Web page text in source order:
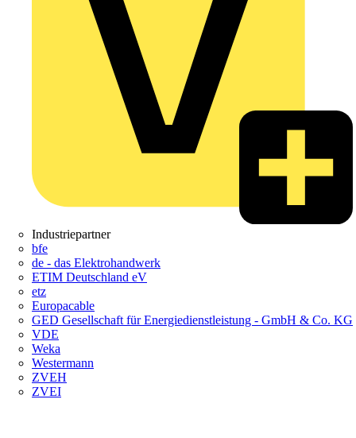
Industriepartner
bfe
de - das Elektrohandwerk
ETIM Deutschland eV
etz
Europacable
GED Gesellschaft für Energiedienstleistung - GmbH & Co. KG
VDE
Weka
Westermann
ZVEH
ZVEI